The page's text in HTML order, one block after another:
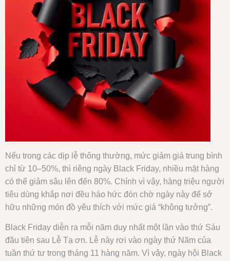
Nếu trong các dịp lễ thông thường, mức giảm giá trung bình
chỉ từ 10–50%, thì riêng ngày Black Friday, nhiều mặt hàng
có thể giảm sâu lên đến 80%. Chính vì vậy, hàng triệu người
tiêu dùng khắp nơi đều háo hức đón chờ ngày này để sở
hữu những món đồ yêu thích với mức giá “không tưởng”.
Black Friday diễn ra mỗi năm duy nhất một lần vào thứ Sáu
đầu tiên sau Lễ Tạ ơn. Lễ này rơi vào ngày thứ Năm của
tuần thứ tư trong tháng 11 hàng năm. Vì vậy, ngày hội Black